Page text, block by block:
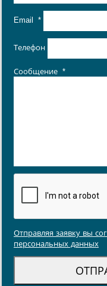
Email *
Телефон
Сообщение *
Отправляя заявку вы
персональных данных